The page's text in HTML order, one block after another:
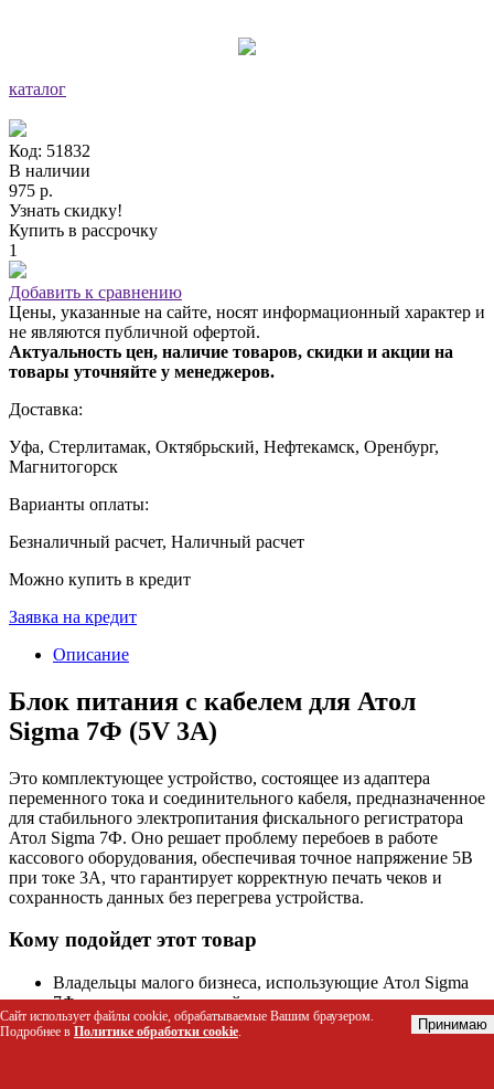
каталог
Код: 51832
В наличии
975 р.
Узнать скидку!
Купить в рассрочку
1
Добавить к сравнению
Цены, указанные на сайте, носят информационный характер и
не являются публичной офертой.
Актуальность цен, наличие товаров, скидки и акции на
товары уточняйте у менеджеров.
Доставка:
Уфа, Стерлитамак, Октябрьский, Нефтекамск, Оренбург,
Магнитогорск
Варианты оплаты:
Безналичный расчет, Наличный расчет
Можно купить в кредит
Заявка на кредит
Описание
Блок питания с кабелем для Атол
Sigma 7Ф (5V 3A)
Это комплектующее устройство, состоящее из адаптера
переменного тока и соединительного кабеля, предназначенное
для стабильного электропитания фискального регистратора
Атол Sigma 7Ф. Оно решает проблему перебоев в работе
кассового оборудования, обеспечивая точное напряжение 5В
при токе 3А, что гарантирует корректную печать чеков и
сохранность данных без перегрева устройства.
Кому подойдет этот товар
Владельцы малого бизнеса, использующие Атол Sigma
7Ф для приема платежей
Менеджеры по закупкам IT-оборудования для торговых
точек
Сайт использует файлы cookie, обрабатываемые Вашим браузером.
Подробнее в Политике обработки cookie. Принимаю